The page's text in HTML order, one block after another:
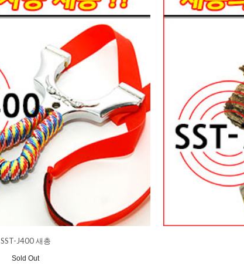
SST-J400 새총
Sold Out